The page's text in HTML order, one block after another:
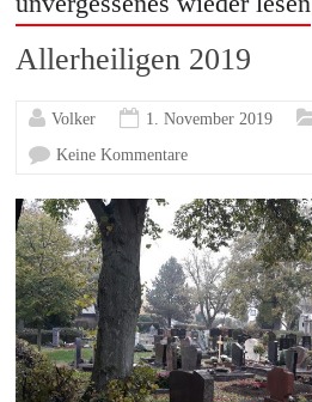
Allerheiligen 2019
Volker 1. November 2019
Keine Kommentare